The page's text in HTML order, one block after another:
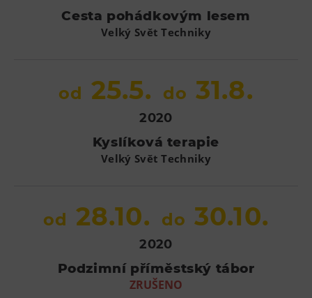
Fajna Dilna
Dolní Vítkovice
L’Osteria
Restaurace VP ART
Cesta pohádkovým lesem
Velký Svět Techniky
od 25.5. do 31.8.
2020
Kyslíková terapie
Velký Svět Techniky
od 28.10. do 30.10.
2020
Podzimní příměstský tábor
ZRUŠENO